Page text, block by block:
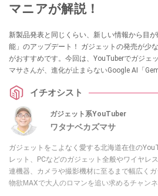
マニアが解説！
新製品発表と同じくらい、新しい情報から目
能」のアップデート！ ガジェットの発売が少
がおすすめです。今回は、YouTuberでガジェ
マサさんが、進化が止まらないGoogle AI「
なる方は、ぜひ動画と合わせてチェックして
イチオシスト
ガジェット系YouTuber
ワタナベカズマサ
ガジェットをこよなく愛する北海道在住の
レット、PCなどのガジェット全般やワイヤレ
連機器、カメラや撮影機材に至るまで幅広く
物欲MAXで大人のロマンを追い求めるチャンネ